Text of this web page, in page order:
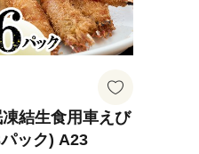
凍結生食用車えび
ック) A23